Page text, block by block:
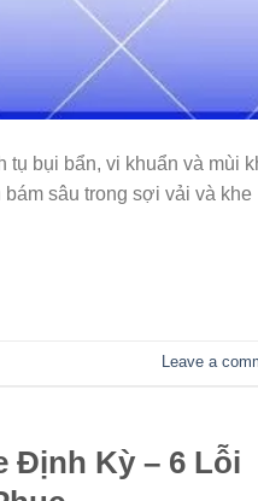
tụ bụi bẩn, vi khuẩn và mùi
sâu trong sợi vải và khe
Leave a
Định Kỳ – 6 Lỗi